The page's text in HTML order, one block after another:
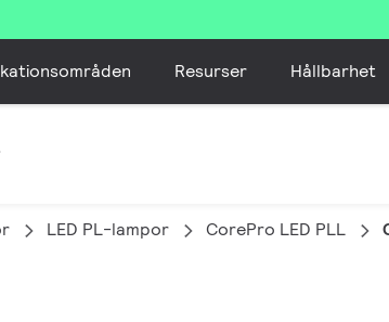
Resurser Hållbarhet
LED PL-lampor CorePro LED PLL